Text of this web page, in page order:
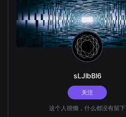
sLJlbBl6
关注
这个人很懒，什么都没有留下